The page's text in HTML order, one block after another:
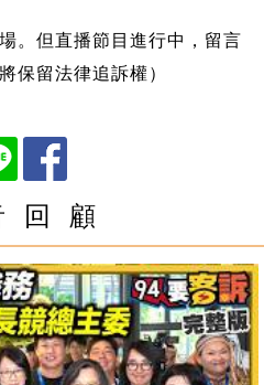
。但直播節目進行中，留言
保留法律追訴權）
回 顧